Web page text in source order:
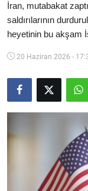
Güncel
Analiz
Makaleler
Galeri
Video
İran, mutabakat
saldırılarının
heyetinin bu akşam
20 Haziran 2026 -